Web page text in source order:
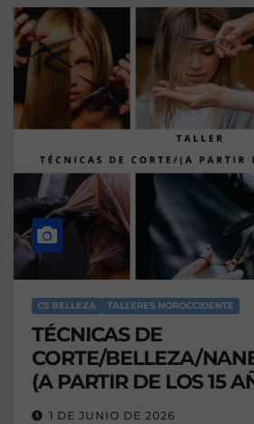
CS BELLEZA TALLERES NOROCCIDENTE
TÉCNICAS DE
CORTE/BELLEZA/
(A PARTIR DE LOS 15
1 DE JUNIO DE 2026